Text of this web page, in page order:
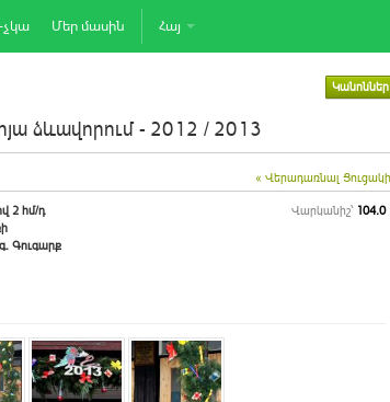
չկա Մեր մասին Հայ
Կանոններ
ձևավորում - 2012 / 2013
« Վերադառնալ
2 հմ/դ
գ. Գուգարք
Վարկանիշ՝ 104.0